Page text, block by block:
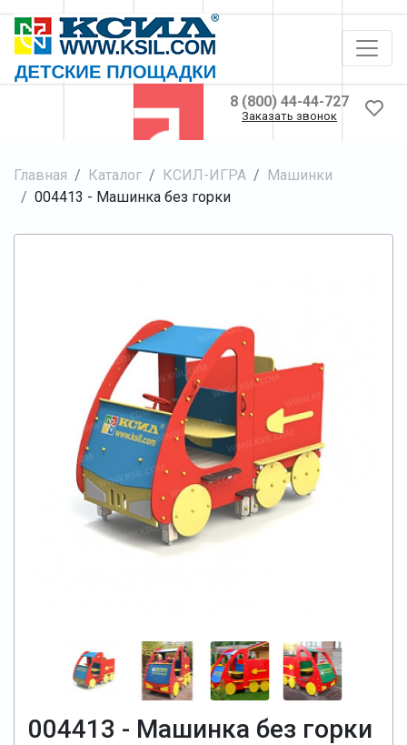
8 (800) 44-44-727
Заказать звонок
Главная Каталог КСИЛ-ИГРА
Машинки
004413 - Машинка без горки
004413 - Машинка без горки